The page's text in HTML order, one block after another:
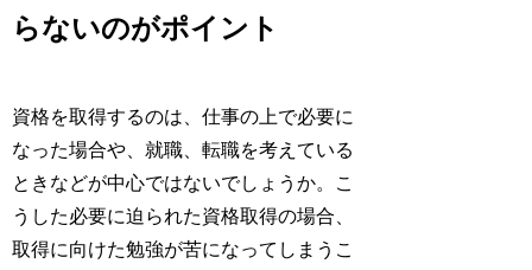
らないのがポイント
資格を取得するのは、仕事の上で必要に
なった場合や、就職、転職を考えている
ときなどが中心ではないでしょうか。こ
うした必要に迫られた資格取得の場合、
取得に向けた勉強が苦になってしまうこ